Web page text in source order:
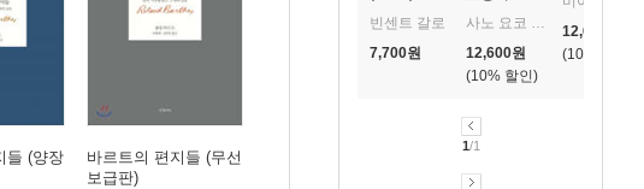
빈센트 갈로
7,700원
사노 요코 글,그림/김난주 역
10%
12,600원 10
12,600
1/1
들 (양장
바르트의 편지들 (무선
보급판)